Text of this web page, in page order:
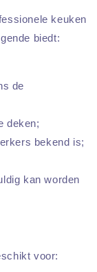
keuken
biedt:
de
deken;
bekend is;
kan worden
voor: